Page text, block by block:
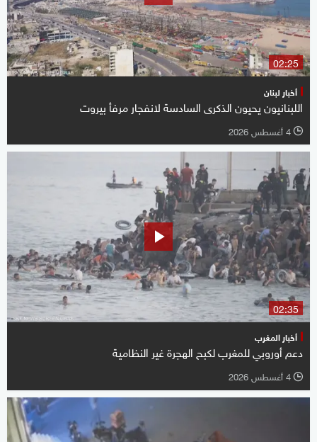
02:25
أخبار لبنان
اللبنانيون يحيون الذكرى السادسة لانفجار مرفأ بيروت
l 4 أغسطس 2026
02:35
أخبار المغرب
دعم أوروبي للمغرب لكبح الهجرة غير النظامية
l 4 أغسطس 2026